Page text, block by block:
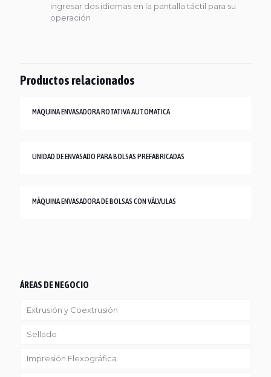
ingresar dos idiomas en la pantalla táctil para su
operación
Productos relacionados
MÁQUINA ENVASADORA ROTATIVA AUTOMATICA
UNIDAD DE ENVASADO PARA BOLSAS PREFABRICADAS
MÁQUINA ENVASADORA DE BOLSAS CON VÁLVULAS
ÁREAS DE NEGOCIO
Extrusión y Coextrusión
Linea Reciclaje
Sellado
Impresión Flexográfica